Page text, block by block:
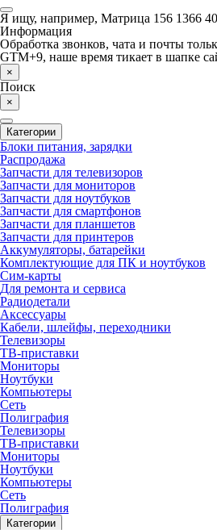
Я ищу, например, Матрица 156 1366
Информация
Обработка звонков, чата и почты
GTM+9, наше время тикает в шапке
×
Поиск
×
Категории
Блоки питания, зарядки
Распродажа
Запчасти для телевизоров
Запчасти для мониторов
Запчасти для ноутбуков
Запчасти для смартфонов
Запчасти для планшетов
Запчасти для принтеров
Аккумуляторы, батарейки
Комплектующие для ПК и ноутбуков
Сим-карты
Для ремонта и сервиса
Радиодетали
Аксессуары
Кабели, шлейфы, переходники
Телевизоры
ТВ-приставки
Мониторы
Ноутбуки
Компьютеры
Сеть
Полиграфия
Телевизоры
ТВ-приставки
Мониторы
Ноутбуки
Компьютеры
Сеть
Полиграфия
Категории